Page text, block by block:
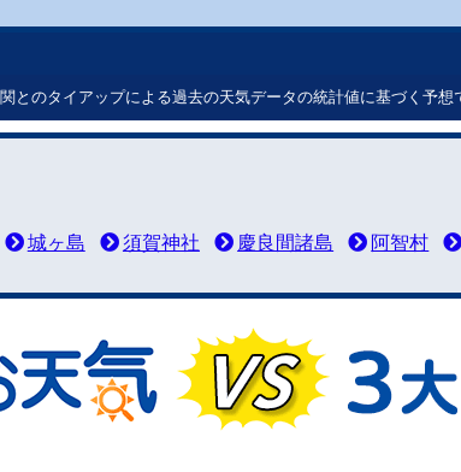
のタイアップによる過去の天気データの統計値に基づく予想
城ヶ島 須賀神社 慶良間諸島 阿智村